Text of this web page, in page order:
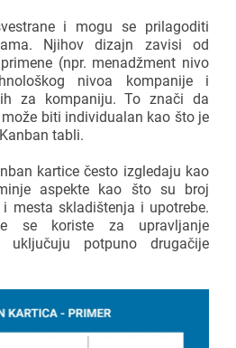
i mogu se prilagoditi
Njihov dizajn zavisi od
(npr. menadžment nivo
nivoa kompanije i
za kompaniju. To znači da
biti individualan kao što je
tabli.
kartice često izgledaju kao
aspekte kao što su broj
mesta skladištenja i upotrebe.
se koriste za upravljanje
uključuju potpuno drugačije